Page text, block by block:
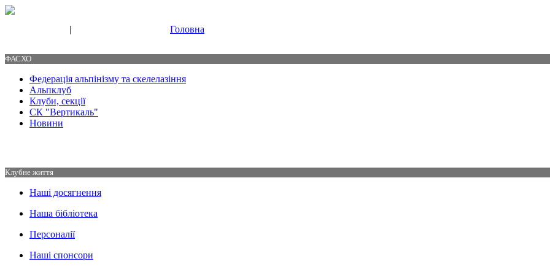
| Головна
ФАСХО
Федерація альпінізму та скелелазіння
Альпклуб
Клуби, секції
СК "Вертикаль"
Новини
Клубне життя
Наші досягнення
Наша бібліотека
Персоналії
Наші спонсори